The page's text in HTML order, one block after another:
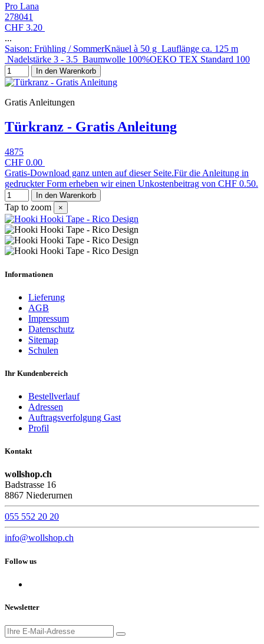
Pro Lana
278041
CHF 3.20
...
Saison: Frühling / SommerKnäuel à 50 g Lauflänge ca. 125 m
Nadelstärke 3 - 3.5 Baumwolle 100%OEKO TEX Standard 100
In den Warenkorb
Gratis Anleitungen
Türkranz - Gratis Anleitung
4875
CHF 0.00
Gratis-Download ganz unten auf dieser Seite.Für die Anleitung in
gedruckter Form erheben wir einen Unkostenbeitrag von CHF 0.50.
In den Warenkorb
Tap to zoom ×
Informationen
Lieferung
AGB
Impressum
Datenschutz
Sitemap
Schulen
Ihr Kundenbereich
Bestellverlauf
Adressen
Auftragsverfolgung Gast
Profil
Kontakt
wollshop.ch
Badstrasse 16
8867 Niederurnen
055 552 20 20
info@wollshop.ch
Follow us
Newsletter